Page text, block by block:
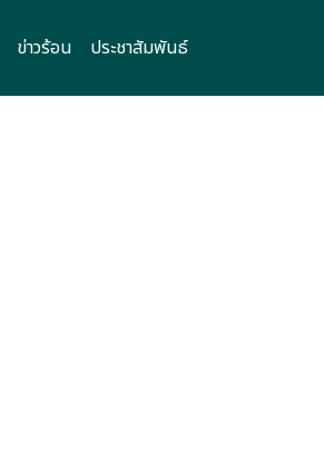
ข่าวร้อน ประชาสัมพันธ์